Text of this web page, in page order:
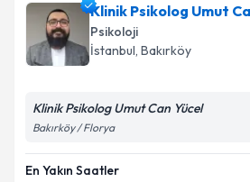
Klinik Psikolog Umut
Psikoloji
İstanbul, Bakırköy
Klinik Psikolog Umut Can Yücel
Bakırköy / Florya
En Yakın Saatler